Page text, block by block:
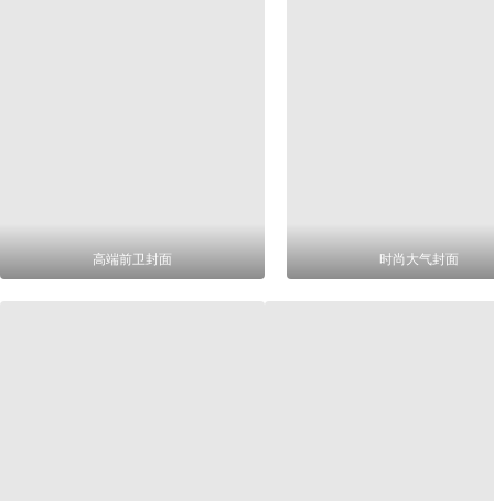
高端前卫封面 时尚大气封面